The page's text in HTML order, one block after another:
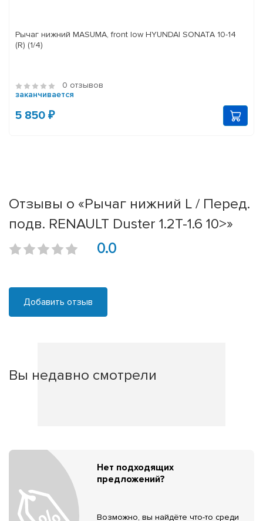
Рычаг нижний MASUMA, front low HYUNDAI SONATA 10-14
(R) (1/4)
0 отзывов
заканчивается
5 850 ₽
Отзывы о «Рычаг нижний L / Перед.
подв. RENAULT Duster 1.2T-1.6 10>»
0.0
Добавить отзыв
Вы недавно смотрели
Нет подходящих
предложений?
Возможно, вы найдёте что-то среди